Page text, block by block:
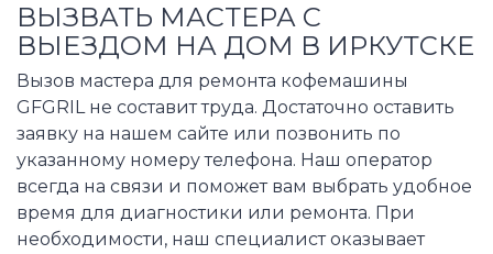
ВЫЗВАТЬ МАСТЕРА С
ВЫЕЗДОМ НА ДОМ В ИРКУТСКЕ
Вызов мастера для ремонта кофемашины
GFGRIL не составит труда. Достаточно оставить
заявку на нашем сайте или позвонить по
указанному номеру телефона. Наш оператор
всегда на связи и поможет вам выбрать удобное
время для диагностики или ремонта. При
необходимости, наш специалист оказывает